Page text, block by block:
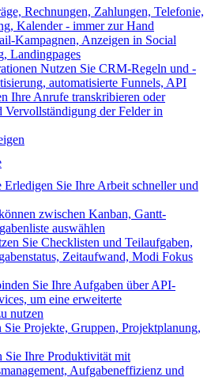
Rechnungen, Zahlungen, Telefonie,
Kalender - immer zur Hand
Kampagnen, Anzeigen in Social
Landingpages
Nutzen Sie CRM-Regeln und -
automatisierte Funnels, API
Ihre Anrufe transkribieren oder
Vervollständigung der Felder in
Erledigen Sie Ihre Arbeit schneller und
zwischen Kanban, Gantt-
auswählen
Sie Checklisten und Teilaufgaben,
Zeitaufwand, Modi Fokus
Sie Ihre Aufgaben über API-
um eine erweiterte
nutzen
Sie Projekte, Gruppen, Projektplanung,
Sie Ihre Produktivität mit
Aufgabeneffizienz und